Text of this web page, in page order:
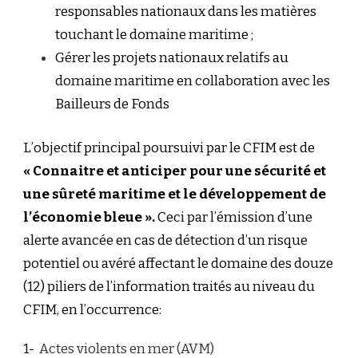
responsables nationaux dans les matières
touchant le domaine maritime ;
Gérer les projets nationaux relatifs au
domaine maritime en collaboration avec les
Bailleurs de Fonds
L’objectif principal poursuivi par le CFIM est de
« Connaitre et anticiper pour une sécurité et
une sûreté maritime et le développement de
l’économie bleue ».Ceci par l’émission d’une
alerte avancée en cas de détection d’un risque
potentiel ou avéré affectant le domaine des douze
(12) piliers de l’information traités au niveau du
CFIM, en l’occurrence:
1- Actes violents en mer (AVM)